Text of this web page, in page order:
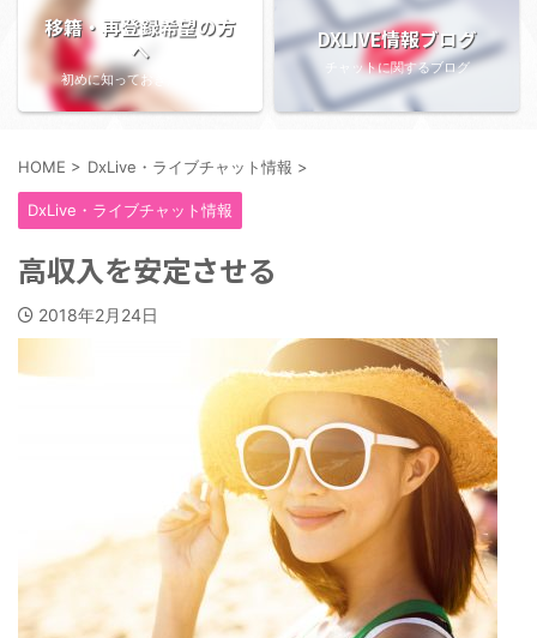
移籍・再登録希望の方
へ
初めに知っておきたい情報
DXLIVE情報ブログ
チャットに関するブログ
HOME > DxLive・ライブチャット情報 >
DxLive・ライブチャット情報
高収入を安定させる
2018年2月24日